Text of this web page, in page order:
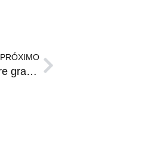
PRÓXIMO
RESPOSTA | Criticado, São José emite nota sobre gramado do Passo D’Areia